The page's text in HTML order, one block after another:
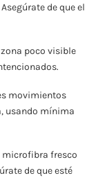
de que el
zona poco visible
movimientos
usando mínima
microfibra fresco
de que esté